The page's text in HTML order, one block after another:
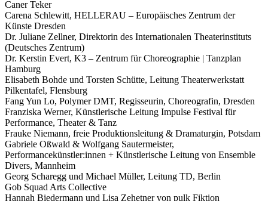
Caner Teker
Carena Schlewitt, HELLERAU – Europäisches Zentrum der
Künste Dresden
Dr. Juliane Zellner, Direktorin des Internationalen Theaterinstituts
(Deutsches Zentrum)
Dr. Kerstin Evert, K3 – Zentrum für Choreographie | Tanzplan
Hamburg
Elisabeth Bohde und Torsten Schütte, Leitung Theaterwerkstatt
Pilkentafel, Flensburg
Fang Yun Lo, Polymer DMT, Regisseurin, Choreografin, Dresden
Franziska Werner, Künstlerische Leitung Impulse Festival für
Performance, Theater & Tanz
Frauke Niemann, freie Produktionsleitung & Dramaturgin, Potsdam
Gabriele Oßwald & Wolfgang Sautermeister,
Performancekünstler:innen + Künstlerische Leitung von Ensemble
Divers, Mannheim
Georg Scharegg und Michael Müller, Leitung TD, Berlin
Gob Squad Arts Collective
Hannah Biedermann und Lisa Zehetner von pulk Fiktion